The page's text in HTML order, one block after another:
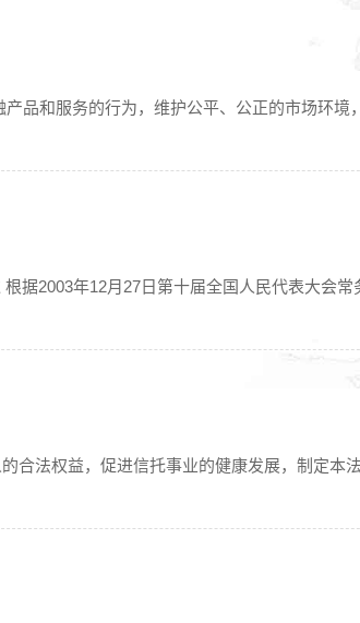
品和服务的行为，维护公平、公正的市场环境
据2003年12月27日第十届全国人民代表大会常
合法权益，促进信托事业的健康发展，制定本